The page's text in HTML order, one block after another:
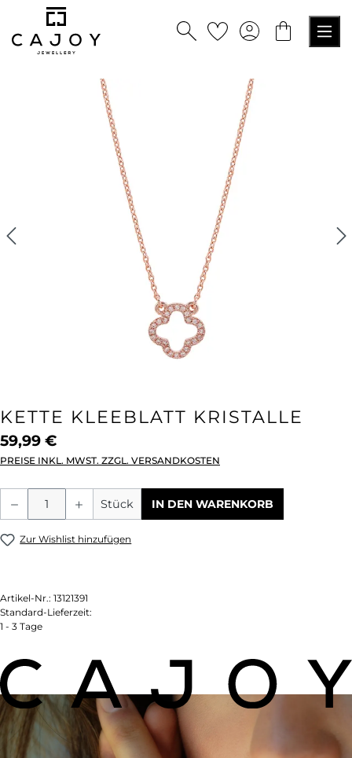
springen
KETTE KLEEBLATT KRISTALLE
59,99 €
PREISE INKL. MWST. ZZGL. VERSANDKOSTEN
Produkt Anzahl: Gib den gewünschten
Stück IN DEN WARENKORB
Zur Wishlist hinzufügen
Artikel-Nr.: 13121391
Standard-Lieferzeit:
1 - 3 Tage